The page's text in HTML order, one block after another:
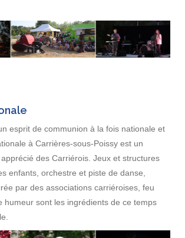
esprit de communion à la fois nationale et
à Carrières-sous-Poissy est un
des Carriérois. Jeux et structures
enfants, orchestre et piste de danse,
par des associations carriéroises, feu
humeur sont les ingrédients de ce temps